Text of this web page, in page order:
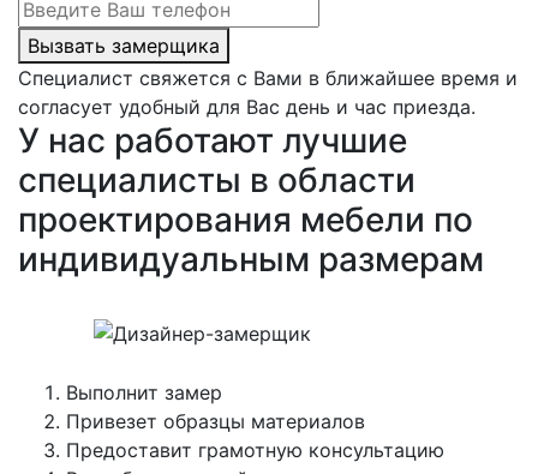
Вызвать замерщика
Специалист свяжется с Вами в ближайшее время и
согласует удобный для Вас день и час приезда.
У нас работают лучшие
специалисты в области
проектирования мебели по
индивидуальным размерам
Выполнит замер
Привезет образцы материалов
Предоставит грамотную консультацию